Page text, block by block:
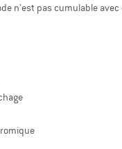
n'est pas cumulable